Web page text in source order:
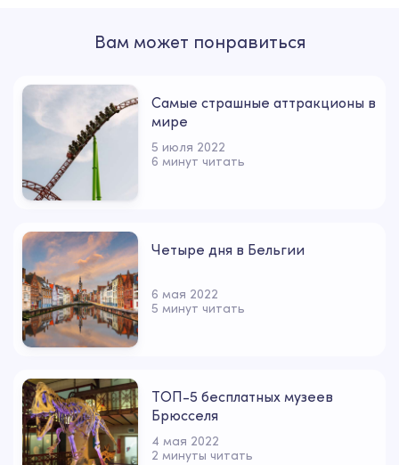
Вам может понравиться
Самые страшные аттракционы в
мире
5 июля 2022
6 минут читать
Четыре дня в Бельгии
6 мая 2022
5 минут читать
ТОП-5 бесплатных музеев
Брюсселя
4 мая 2022
2 минуты читать